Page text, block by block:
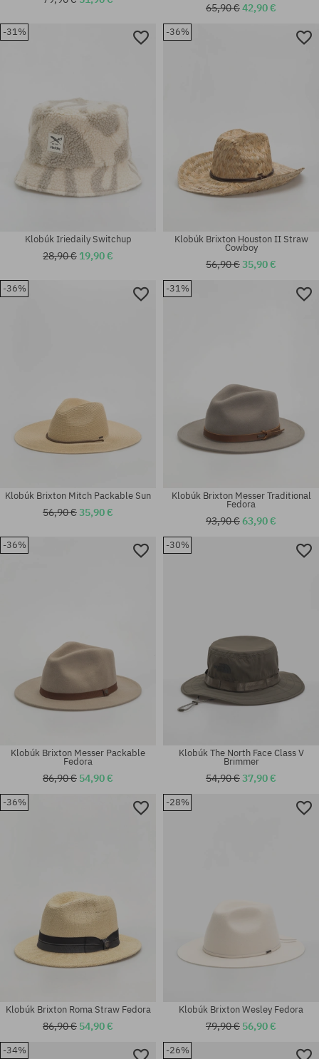
Dostupné veľkosti:
Dostupné veľkosti:
Dostupné veľkosti:
Dostupné veľkosti:
65,90 €42,90 €
-31%
Dostupné veľkosti:
Klobúk Iriedaily Switchup
28,90 € 19,90 €
-36%
Dostupné veľkosti:
Klobúk Brixton Houston II Straw
Cowboy
56,90 €35,90 €
-36%
Dostupné veľkosti:
Klobúk Brixton Mitch Packable Sun
56,90 €35,90 €
-31%
Dostupné veľkosti:
Klobúk Brixton Messer Traditional
Fedora
93,90 €63,90 €
-36%
Klobúk Brixton Messer Packable
Fedora
86,90 € 54,90 €
-30%
Klobúk The North Face Class V
Brimmer
54,90 €37,90 €
-36%
Klobúk Brixton Roma Straw Fedora
86,90 € 54,90 €
-28%
Klobúk Brixton Wesley Fedora
79,90 € 56,90 €
-34% -26%